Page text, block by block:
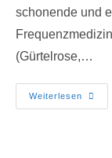
schonende und
(Gürtelrose,…
Weiterlesen